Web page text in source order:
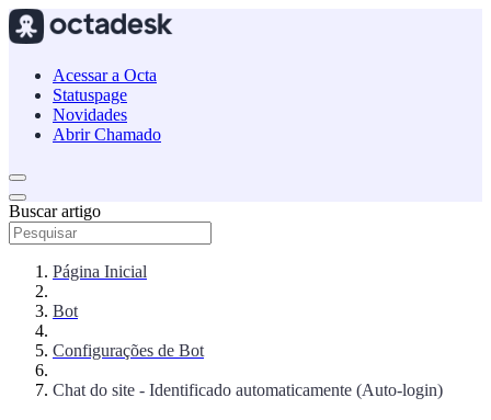
Acessar a Octa
Statuspage
Novidades
Abrir Chamado
Buscar artigo
Página Inicial
Bot
Configurações de Bot
Chat do site - Identificado automaticamente (Auto-login)